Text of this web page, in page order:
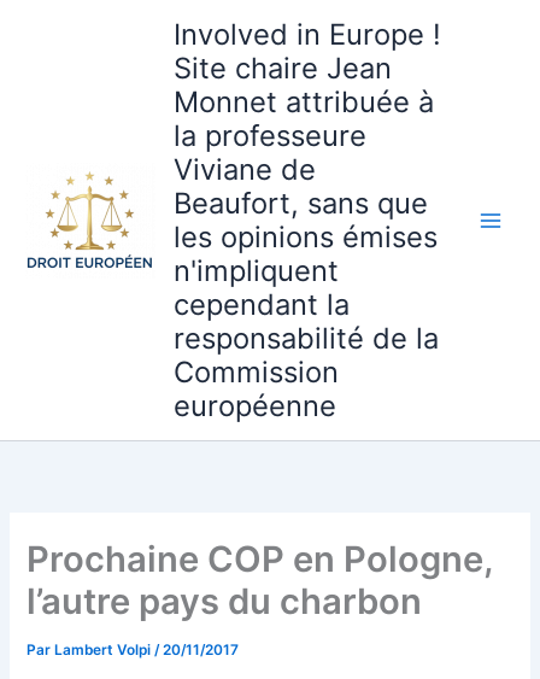
Involved in Europe !
Site chaire Jean
Monnet attribuée à
la professeure
Viviane de
Beaufort, sans que
les opinions émises
n'impliquent
cependant la
responsabilité de la
Commission
européenne
Prochaine COP en Pologne,
l’autre pays du charbon
Par Lambert Volpi/20/11/2017